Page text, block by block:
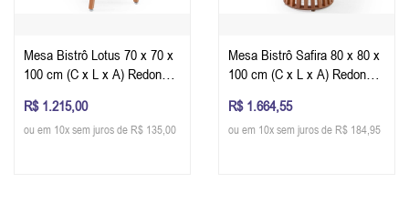
Mesa Bistrô Lotus 70 x 70 x
100 cm (C x L x A) Redonda
Colado - Personalizável
R$ 1.215,00
ou em 10x sem juros de R$ 135,00
Mesa Bistrô Safira 80 x 80 x
100 cm (C x L x A) Redonda
Colado - Personalizável
R$ 1.664,55
ou em 10x sem juros de R$ 184,95